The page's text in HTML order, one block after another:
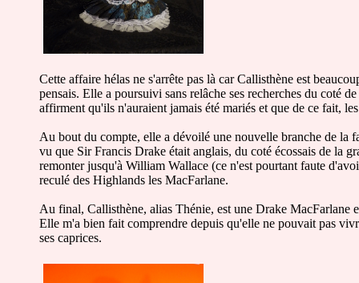
Cette affaire hélas ne s'arrête pas là car Callisthène est
pensais. Elle a poursuivi sans relâche ses recherches du coté
affirment qu'ils n'auraient jamais été mariés et que de ce fait,
Au bout du compte, elle a dévoilé une nouvelle branche de la
vu que Sir Francis Drake était anglais, du coté écossais de la
remonter jusqu'à William Wallace (ce n'est pourtant faute
reculé des Highlands les MacFarlane.
Au final, Callisthène, alias Thénie, est une Drake MacFarlane
Elle m'a bien fait comprendre depuis qu'elle ne pouvait pas
ses caprices.